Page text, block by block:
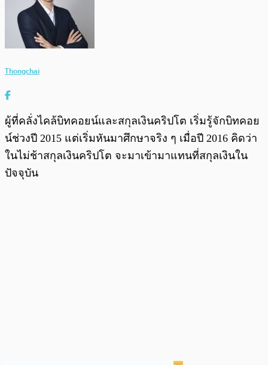
Thongchai
ผู้ที่คลั่งไคล้บิทคอยน์และสกุลเงินคริปโต เริ่มรู้จักบิทคอย
น์ช่วงปี 2015 แต่เริ่มหันมาศึกษาจริง ๆ เมื่อปี 2016 คิดว่า
ในไม่ช้าสกุลเงินคริปโต จะมาเข้ามาแทนที่สกุลเงินใน
ปัจจุบัน